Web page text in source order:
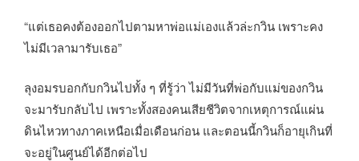
“แต่เธอคงต้องออกไปตามหาพ่อแม่เองแล้วล่ะกวิน เพราะคง
ไม่มีเวลามารับเธอ”
ลุงอมรบอกกับกวินไปทั้ง ๆ ที่รู้ว่า ไม่มีวันที่พ่อกับแม่ของกวิน
จะมารับกลับไป เพราะทั้งสองคนเสียชีวิตจากเหตุการณ์แผ่น
ดินไหวทางภาคเหนือเมื่อเดือนก่อน และตอนนี้กวินก็อายุเกินที่
จะอยู่ในศูนย์ได้อีกต่อไป